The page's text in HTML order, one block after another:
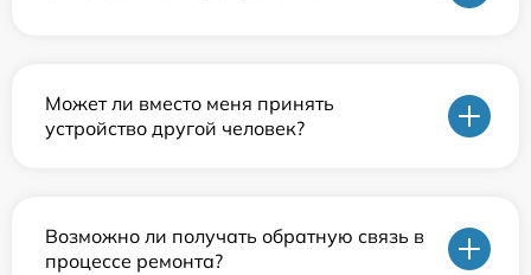
Может ли вместо меня принять
устройство другой человек?
Возможно ли получать обратную связь в
процессе ремонта?